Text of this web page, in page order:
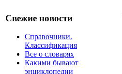
Свежие новости
Справочники.
Классификация
Все о словарях
Какими бывают
энциклопедии